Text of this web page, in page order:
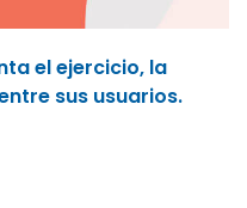
el ejercicio, la
sus usuarios.